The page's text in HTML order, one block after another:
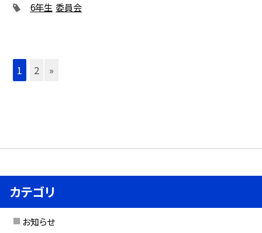
6年生 委員会
1 2 »
カテゴリ
お知らせ